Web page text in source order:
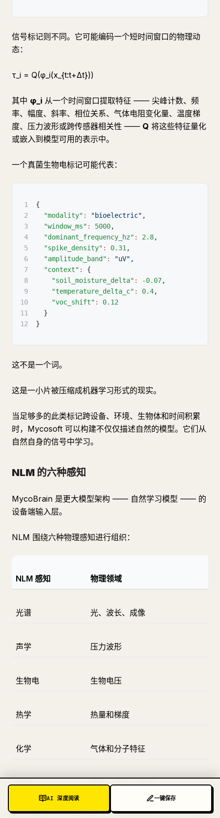
信号标记则不同。它可能编码一个短时间窗口的物理动
态：
τ_i = Q(φ_i(x_{t:t+Δt}))
其中 φ_i 从一个时间窗口提取特征 —— 尖峰计数、频
率、幅度、斜率、相位关系、气体电阻变化量、温度梯
度、压力波形或跨传感器相关性 —— Q 将这些特征量化
或嵌入到模型可用的表示中。
一个真菌生物电标记可能代表：
1
{
2
"modality" : "bioelectric" ,
3
"window_ms" : 5000,
4
"dominant_frequency_hz" : 2.8,
5
"spike_density" : 0.31 ,
6
"amplitude_band" : "uV" ,
7
"context" :
{
8
"soil_moisture_delta" : -0.07,
9
"temperature_delta_c" : 0.4,
10
"voc_shift" :
0.12
11
}
12
}
这不是一个词。
这是一小片被压缩成机器学习形式的现实。
当足够多的此类标记跨设备、环境、生物体和时间积累
时，Mycosoft 可以构建不仅仅描述自然的模型。它们从
自然自身的信号中学习。
NLM 的六种感知
MycoBrain 是更大模型架构 —— 自然学习模型 —— 的
设备端输入层。
NLM 围绕六种物理感知进行组织：
NLM 感知 物理领域
光谱 光、波长、成像
声学 压力波形
生物电 生物电压
热学 热量和梯度
化学 气体和分子特征
机械 压力、振动、触觉
能力文档将 NLM 定义为一个从原始物理现实中学习的模
AI 深度阅读 一键保存